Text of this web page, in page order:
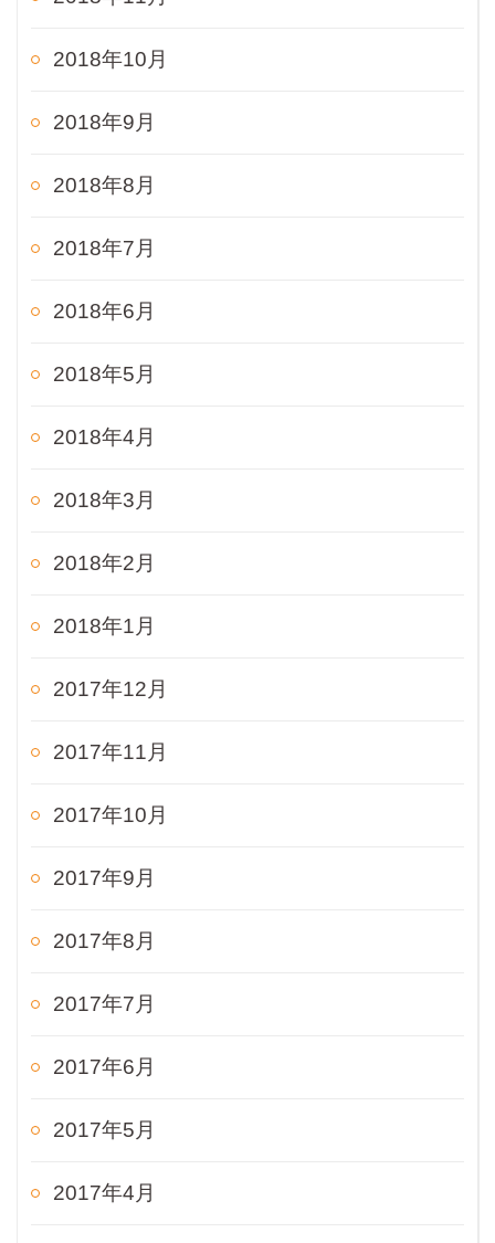
2018年10月
2018年9月
2018年8月
2018年7月
2018年6月
2018年5月
2018年4月
2018年3月
2018年2月
2018年1月
2017年12月
2017年11月
2017年10月
2017年9月
2017年8月
2017年7月
2017年6月
2017年5月
2017年4月